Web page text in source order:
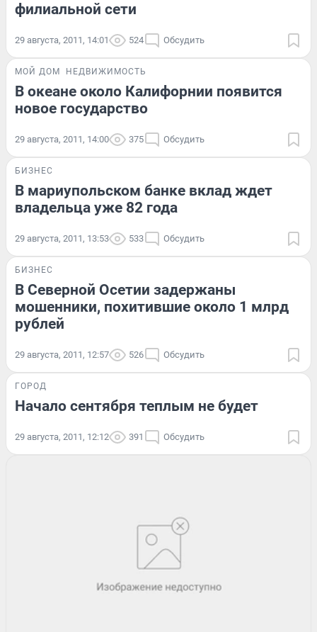
филиальной сети
29 августа, 2011, 14:01 524 Обсудить
МОЙ ДОМ НЕДВИЖИМОСТЬ
В океане около Калифорнии появится
новое государство
29 августа, 2011, 14:00 375 Обсудить
БИЗНЕС
В мариупольском банке вклад ждет
владельца уже 82 года
29 августа, 2011, 13:53 533 Обсудить
БИЗНЕС
В Северной Осетии задержаны
мошенники, похитившие около 1 млрд
рублей
29 августа, 2011, 12:57 526 Обсудить
ГОРОД
Начало сентября теплым не будет
29 августа, 2011, 12:12 391 Обсудить